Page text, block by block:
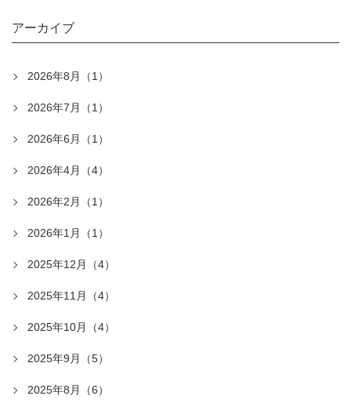
アーカイブ
2026年8月（1）
2026年7月（1）
2026年6月（1）
2026年4月（4）
2026年2月（1）
2026年1月（1）
2025年12月（4）
2025年11月（4）
2025年10月（4）
2025年9月（5）
2025年8月（6）